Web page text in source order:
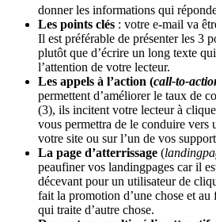
donner les informations qui
Les points clés : votre e-mail va
Il est préférable de présenter les 3
plutôt que d’écrire un long texte
l’attention de votre lecteur.
Les appels à l’action (call-to-
permettent d’améliorer le taux de
(3), ils incitent votre lecteur à
vous permettra de le conduire vers
votre site ou sur l’un de vos
La page d’atterrissage (
peaufiner vos landingpages car il
décevant pour un utilisateur de
fait la promotion d’une chose et au
qui traite d’autre chose.